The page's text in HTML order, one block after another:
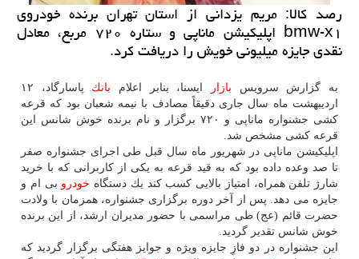
رصد كالا: مریم یزدانی از استان تهران برنده خودروی
bmw-x۱ اپلیكیشن ماناپی و ستاره ۷۲۰ مربع، معادل
نقدی جایزه میلیونی خویش را دریافت كرد.
به گزارش سرویس بازار ایسنا، بنابر اعلام بانك
پاسارگاد، ۱۲
اردیبهشت ماه سال جاری دقیقاً مصادف با نیمه شعبان بود كه قرعه
كشی جشنواره ماناپی و ۷۲۰ برگزار و نام برنده خوش شانس این
قرعه كشی مشخص شد.
اپلیكیشن ماناپی در شهریور ماه سال قبل طی اجرای جشنواره صفر
تا صد وعده داده بود كه به قید قرعه به یكی از كاربرانی كه با خرید
شارژ تلفن همراه، امتیاز بالایی كسب كند یك دستگاه خودرو بی ام و
جایزه می دهد. پس از آخر دوره برگزاری جشنواره، همزمان با ولادت
حضرت قائم (عج) طی مراسمی با حضور مدیران ارشد، از این برنده
خوش شانس تقدیر گردید.
این جشنواره در دو فازِ جایزه ویژه و جوایز هفتگی برگزار گردید كه